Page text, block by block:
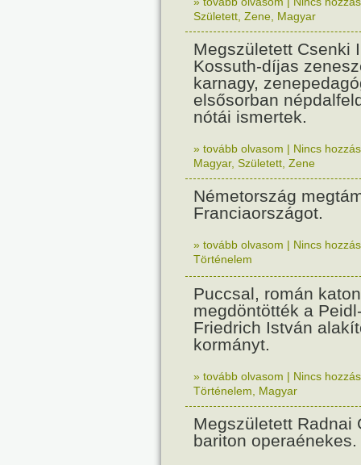
Született Zene Magyar
Megszületett Csenki
Kossuth-díjas
karnagy,
elsősorban
nótái ismertek.
» tovább olvasom | Nincs
Magyar, Született Zene
Németország
Franciaországot.
» tovább olvasom | Nincs
Történelem
Puccsal, román
megdöntötték a
Friedrich István
kormányt.
» tovább olvasom | Nincs
Történelem
Magyar
Megszületett Radnai
bariton operaénekes.